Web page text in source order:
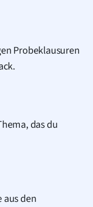
Probeklausuren
das du
aus den